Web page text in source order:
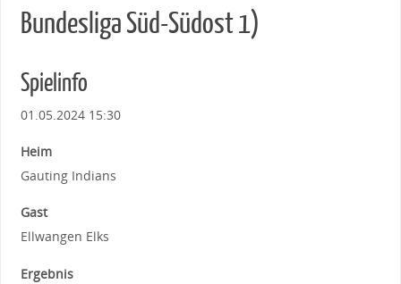
Bundesliga Süd-Südost 1)
Spielinfo
01.05.2024 15:30
Heim
Gauting Indians
Gast
Ellwangen Elks
Ergebnis